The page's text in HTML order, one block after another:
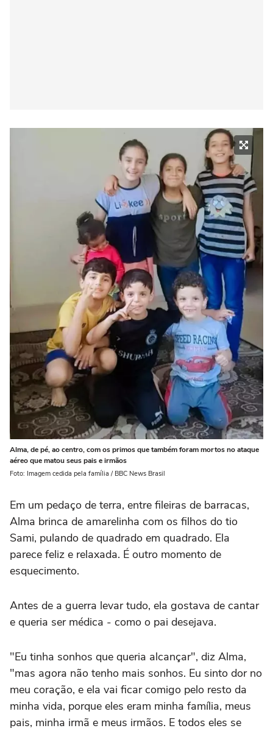
Alma, de pé, ao centro, com os primos que também foram mortos no ataque
aéreo que matou seus pais e irmãos
Foto: Imagem cedida pela família / BBC News Brasil
Em um pedaço de terra, entre fileiras de barracas,
Alma brinca de amarelinha com os filhos do tio
Sami, pulando de quadrado em quadrado. Ela
parece feliz e relaxada. É outro momento de
esquecimento.
Antes de a guerra levar tudo, ela gostava de cantar
e queria ser médica - como o pai desejava.
"Eu tinha sonhos que queria alcançar", diz Alma,
"mas agora não tenho mais sonhos. Eu sinto dor no
meu coração, e ela vai ficar comigo pelo resto da
minha vida, porque eles eram minha família, meus
pais, minha irmã e meus irmãos. E todos eles se